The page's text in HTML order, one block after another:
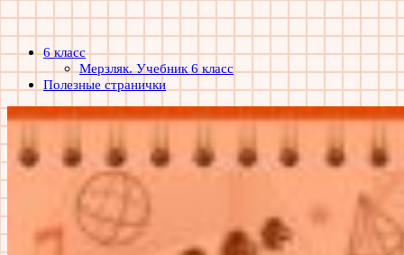
6 класс
Мерзляк. Учебник 6 класс
Полезные странички